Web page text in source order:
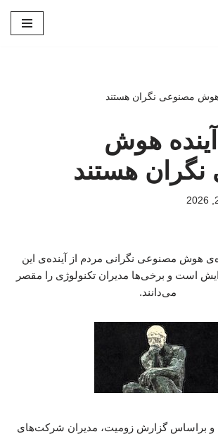
هوش مصنوعی نگران هستند
هوش
هستند
هوش مصنوعی نگرانی مردم از آینده‌ی این
است و برخی‌ها مدیران تکنولوژی را مقصر
می‌دانند.
و براساس گزارش زومیت، مدیران شرکت‌های